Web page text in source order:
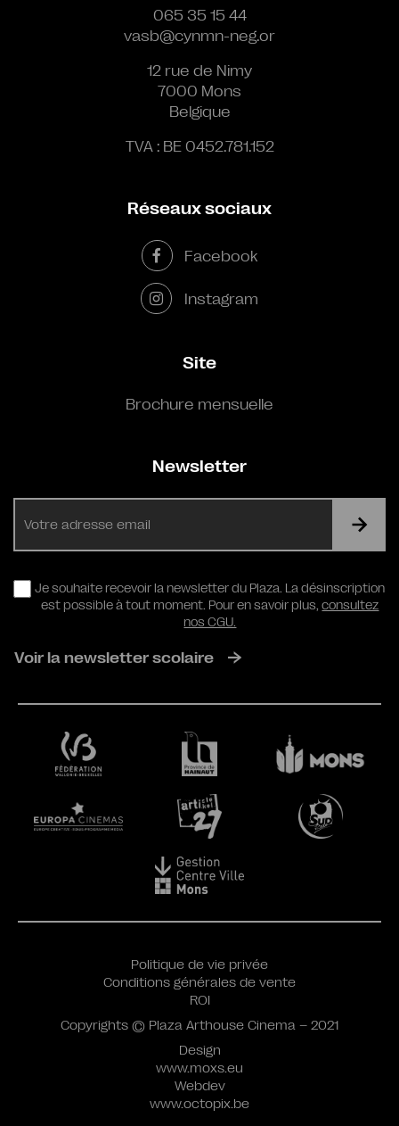
065 35 15 44
vasb@cynmn-neg.or
12 rue de Nimy
7000 Mons
Belgique
TVA : BE 0452.781.152
Réseaux sociaux
Facebook
Instagram
Site
Brochure mensuelle
Newsletter
RGPD
Je souhaite recevoir la newsletter du Plaza. La désinscription
est possible à tout moment. Pour en savoir plus,consultez
nos CGU.
Voir la newsletter scolaire
Design
www.moxs.eu
Webdev
www.octopix.be
Politique de vie privée
Conditions générales de vente
ROI
Copyrights © Plaza Arthouse Cinema – 2021